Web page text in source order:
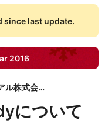
since last update.
2016
アシアル株式会社
について